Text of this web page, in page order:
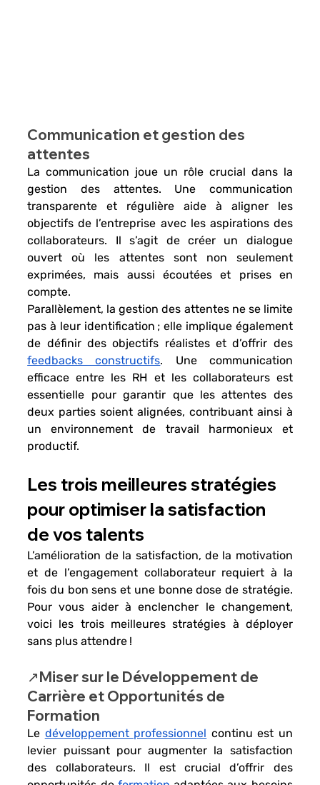
Communication et gestion des
attentes
La communication joue un rôle crucial dans la
gestion des attentes. Une communication
transparente et régulière aide à aligner les
objectifs de l’entreprise avec les aspirations des
collaborateurs. Il s’agit de créer un dialogue
ouvert où les attentes sont non seulement
exprimées, mais aussi écoutées et prises en
compte.
Parallèlement, la gestion des attentes ne se limite
pas à leur identification ; elle implique également
de définir des objectifs réalistes
et d’offrir des
feedbacks constructifs. Une communication
efficace entre les RH et les collaborateurs est
essentielle pour garantir que les attentes des
deux parties soient alignées, contribuant ainsi à
un environnement de travail harmonieux et
productif.
Les trois meilleures stratégies
pour optimiser la satisfaction
de vos talents
L’amélioration de la satisfaction, de la motivation
et de l’engagement collaborateur requiert à la
fois du bon sens et une bonne dose de stratégie.
voici les trois meilleures stratégies à déployer
sans plus attendre !
↗️Miser sur le Développement de
Carrière et Opportunités de
Formation
Le développement professionnel continu est un
levier puissant pour augmenter la satisfaction
des collaborateurs. Il est crucial d’offrir des